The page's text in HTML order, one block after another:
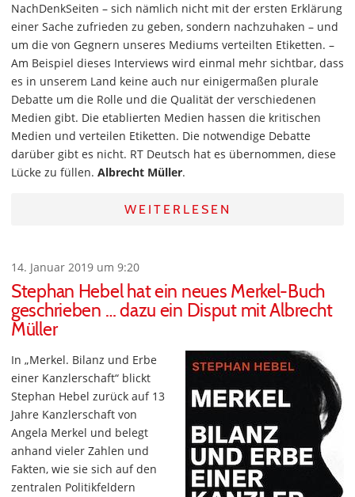
NachDenkSeiten – sich nämlich nicht mit der ersten Erklärung
einer Sache zufrieden zu geben, sondern nachzuhaken – und
um die von Gegnern unseres Mediums verteilten Etiketten. –
Am Beispiel dieses Interviews wird einmal mehr sichtbar, dass
es in unserem Land keine auch nur einigermaßen plurale
Debatte um die Rolle und die Qualität der verschiedenen
Medien gibt. Die etablierten Medien hassen die kritischen
Medien und verteilen Etiketten. Die notwendige Debatte
darüber gibt es nicht. RT Deutsch hat es übernommen, diese
Lücke zu füllen. Albrecht Müller.
WEITERLESEN
14. Januar 2019 um 9:20
Stephan Hebel hat ein neues Merkel-Buch
geschrieben … dazu ein Disput mit Albrecht
Müller
In „Merkel. Bilanz und Erbe
einer Kanzlerschaft“ blickt
Stephan Hebel zurück auf 13
Jahre Kanzlerschaft von
Angela Merkel und belegt
anhand vieler Zahlen und
Fakten, wie sie sich auf den
zentralen Politikfeldern